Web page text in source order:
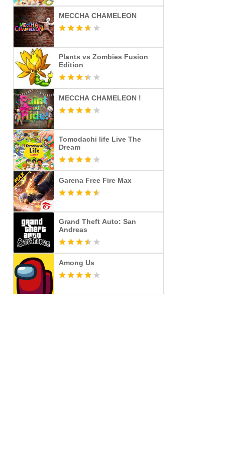
MECCHA CHAMELEON
Plants vs Zombies Fusion
Edition
MECCHA CHAMELEON !
Tomodachi life Live The
Dream
Garena Free Fire Max
Grand Theft Auto: San
Andreas
Among Us